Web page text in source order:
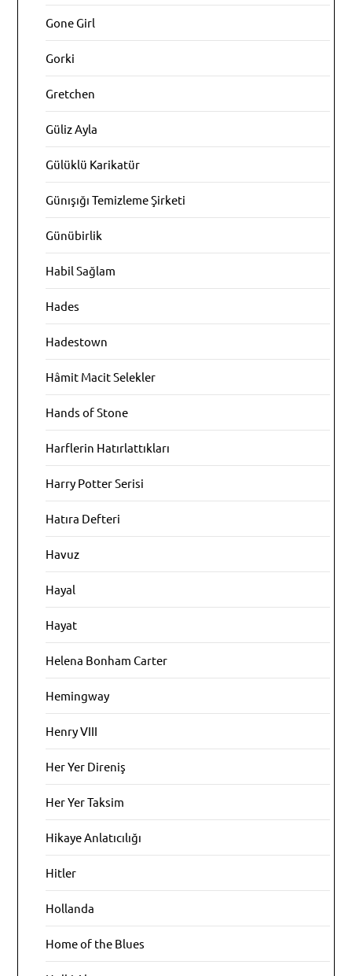
Gone Girl
Gorki
Gretchen
Güliz Ayla
Gülüklü Karikatür
Günışığı Temizleme Şirketi
Günübirlik
Habil Sağlam
Hades
Hadestown
Hâmit Macit Selekler
Hands of Stone
Harflerin Hatırlattıkları
Harry Potter Serisi
Hatıra Defteri
Havuz
Hayal
Hayat
Helena Bonham Carter
Hemingway
Henry VIII
Her Yer Direniş
Her Yer Taksim
Hikaye Anlatıcılığı
Hitler
Hollanda
Home of the Blues